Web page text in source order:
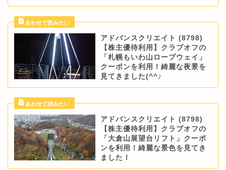
アドバンスクリエイト (8798)
【株主優待利用】クラブオフの
「札幌もいわ山ロープウェイ」
クーポンを利用！綺麗な夜景を
見てきました(^^♪
アドバンスクリエイト (8798)
【株主優待利用】クラブオフの
「大倉山展望台リフト」クーポ
ンを利用！綺麗な景色を見てき
ました！